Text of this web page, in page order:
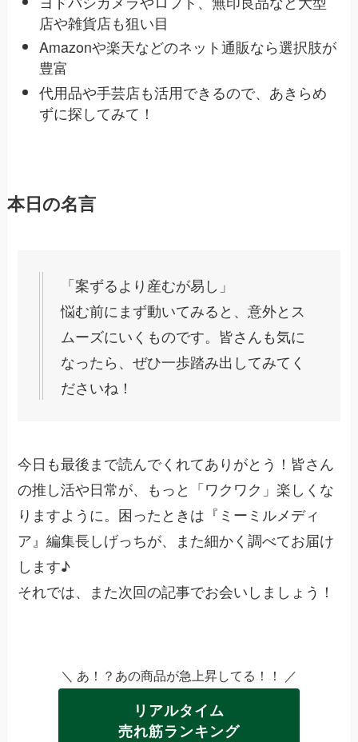
店や雑貨店も狙い目
Amazonや楽天などのネット通販なら選択肢が
豊富
代用品や手芸店も活用できるので、あきらめ
ずに探してみて！
本日の名言
「案ずるより産むが易し」
悩む前にまず動いてみると、意外とス
ムーズにいくものです。皆さんも気に
なったら、ぜひ一歩踏み出してみてく
ださいね！
今日も最後まで読んでくれてありがとう！皆さん
の推し活や日常が、もっと「ワクワク」楽しくな
りますように。困ったときは『ミーミルメディ
ア』編集長しげっちが、また細かく調べてお届け
します♪
それでは、また次回の記事でお会いしましょう！
＼ あ！？あの商品が急上昇してる！！ ／
リアルタイム
売れ筋ランキング